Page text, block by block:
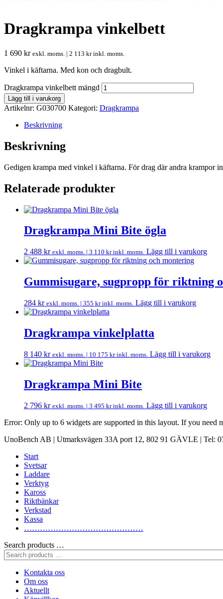
Dragkrampa vinkelbett
1 690 kr exkl. moms. | 2 113 krinkl. moms.
Vinkel i käftarna. Med kon och dragbult.
Dragkrampa vinkelbett mängd
Lägg till i varukorg
Artikelnr: G030700 Kategori: Dragkrampa
Beskrivning
Beskrivning
Gedigen krampa med vinkel i käftarna. För drag där andra krampor
Relaterade produkter
Dragkrampa Mini Bite ögla
2 488 kr exkl. moms. | 3 110 krinkl. moms. Lägg till i varukorg
Gummisugare, sugpropp för riktning
284 kr exkl. moms. | 355 krinkl. moms. Lägg till i varukorg
Dragkrampa vinkelplatta
8 140 kr exkl. moms. | 10 175 krinkl. moms. Lägg till i varukorg
Dragkrampa Mini Bite
2 796 kr exkl. moms. | 3 495 krinkl. moms. Lägg till i varukorg
Error: Only up to 6 widgets are supported in this layout. If you need
UnoBench AB | Utmarksvägen 33A port 12, 802 91 GÄVLE | Tel:
Start
Svetsar
Laddare
Verktyg
Kaross
Riktbänkar
Verkstad
Kassa
………………………………………
Search products …
Kontakta oss
Om oss
Aktuellt